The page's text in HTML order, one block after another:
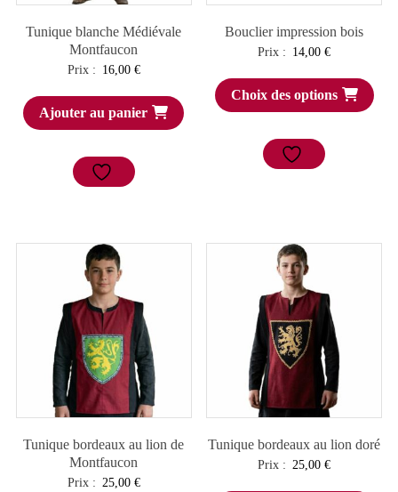
Tunique blanche Médiévale
Montfaucon
Prix : 16,00 €
Ajouter au panier
Bouclier impression bois
Prix : 14,00€
Choix des options
Tunique bordeaux au lion de
Montfaucon
Prix : 25,00 €
Tunique bordeaux au lion doré
Prix : 25,00€